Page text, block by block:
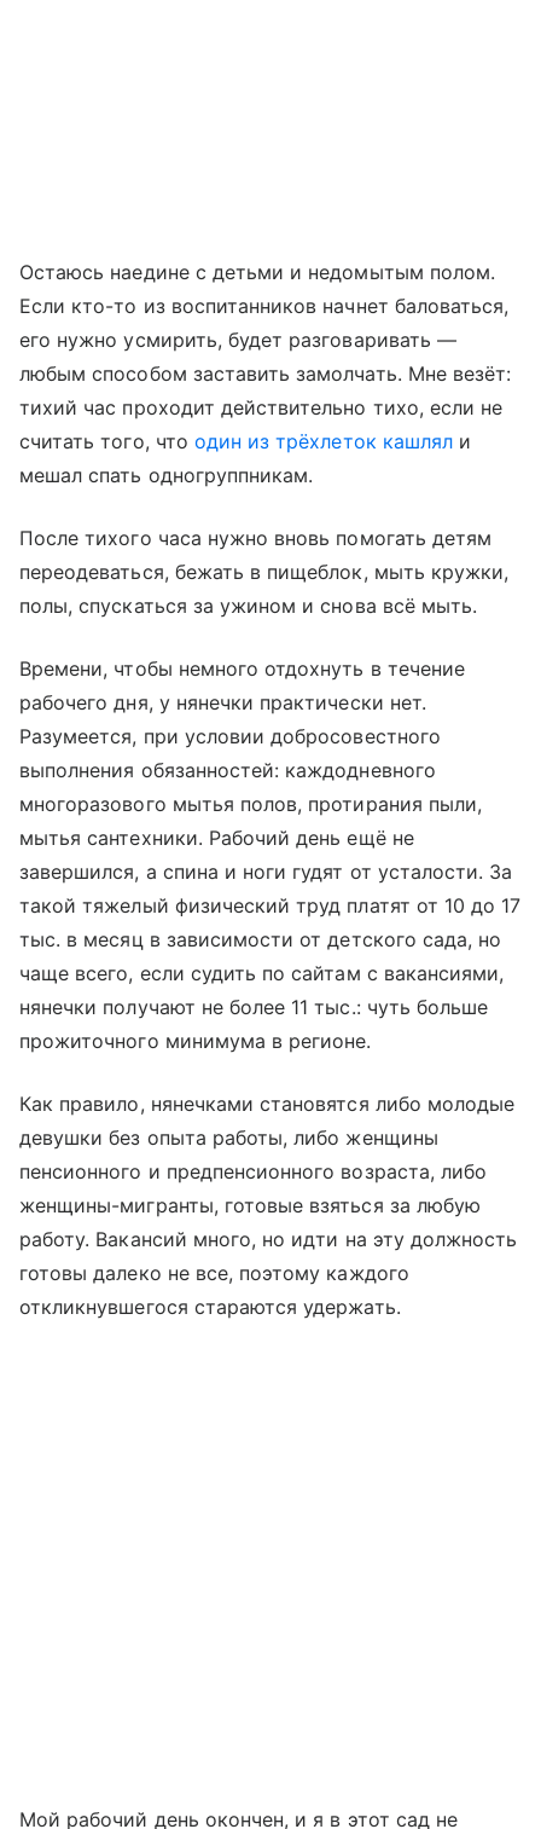
Остаюсь наедине с детьми и недомытым полом.
Если кто-то из воспитанников начнет баловаться,
его нужно усмирить, будет разговаривать —
любым способом заставить замолчать. Мне везёт:
тихий час проходит действительно тихо, если не
считать того, что один из трёхлеток кашлял и
мешал спать одногруппникам.
После тихого часа нужно вновь помогать детям
переодеваться, бежать в пищеблок, мыть кружки,
полы, спускаться за ужином и снова всё мыть.
Времени, чтобы немного отдохнуть в течение
рабочего дня, у нянечки практически нет.
Разумеется, при условии добросовестного
выполнения обязанностей: каждодневного
многоразового мытья полов, протирания пыли,
мытья сантехники. Рабочий день ещё не
завершился, а спина и ноги гудят от усталости. За
такой тяжелый физический труд платят от 10 до 17
тыс. в месяц в зависимости от детского сада, но
чаще всего, если судить по сайтам с вакансиями,
нянечки получают не более 11 тыс.:чуть больше
прожиточного минимума в регионе.
Как правило, нянечками становятся либо молодые
девушки без опыта работы, либо женщины
пенсионного и предпенсионного возраста, либо
женщины-мигранты, готовые взяться за любую
работу. Вакансий много, но идти на эту должность
готовы далеко не все, поэтому каждого
откликнувшегося стараются удержать.
Мой рабочий день окончен, и я в этот сад не